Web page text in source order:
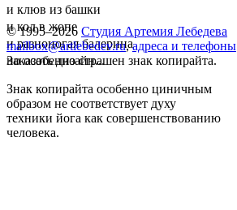
и клюв из башки
и кол в жопе
и разноногая балерина
но особенно страшен знак копирайта.
Знак копирайта особенно циничным
образом не соответствует духу
техники йога как совершенствованию
человека.
© 1995–2026 Студия Артемия Лебедева
mailbox@artlebedev.ru, адреса и телефоны
Заказать дизайн...